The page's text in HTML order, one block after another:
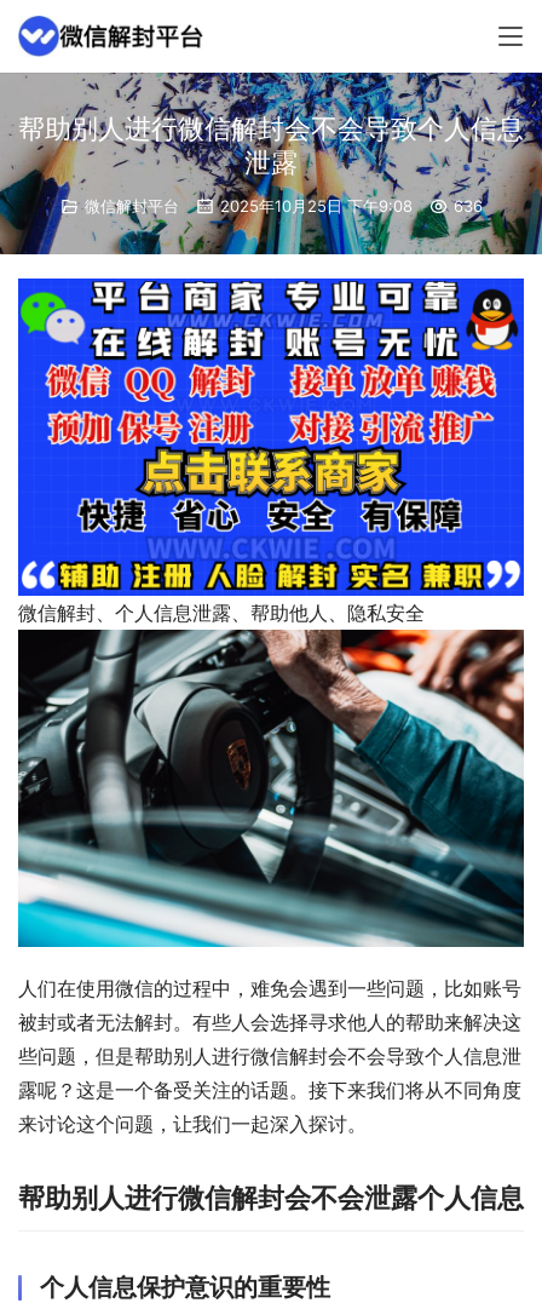
帮助别人进行微信解封会不会导致个人信息
泄露
微信解封平台 2025年10月25日 下午9:08 636
微信解封、个人信息泄露、帮助他人、隐私安全
人们在使用微信的过程中，难免会遇到一些问题，比如账号
被封或者无法解封。有些人会选择寻求他人的帮助来解决这
些问题，但是帮助别人进行微信解封会不会导致个人信息泄
露呢？这是一个备受关注的话题。接下来我们将从不同角度
来讨论这个问题，让我们一起深入探讨。
帮助别人进行微信解封会不会泄露个人信息
个人信息保护意识的重要性